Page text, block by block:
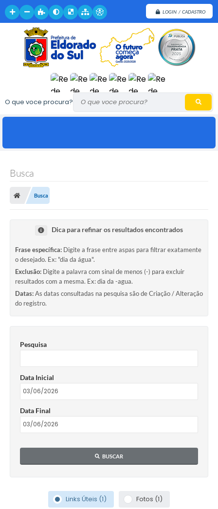
LOGIN / CADASTRO
O que voce procura?
Busca
Busca
Dica para refinar os resultados encontrados
Frase específica: Digite a frase entre aspas para filtrar exatamente
o desejado. Ex: "dia da água".
Exclusão: Digite a palavra com sinal de menos (-) para excluir
resultados com a mesma. Ex: dia da -agua.
Datas:As datas consultadas na pesquisa são de Criação / Alteração
do registro.
Pesquisa
Data Inicial
Data Final
BUSCAR
Links Úteis (1) Fotos (1)